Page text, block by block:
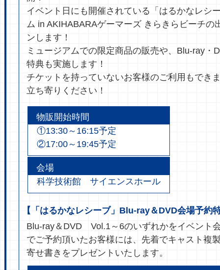
イベント日にも開催されている「はるかなレシ
ム in AKIHABARAゲーマーズ きらきらビーチの
ンします！
ミュージアムでの限定商品の販売や、Blu-ray・
特典も実施します！
チケットを持っていないお客様のご利用もでき
物販開始時間
①13:30～16:15予定
会場
科学技術館 サイエンスホール
【「はるかなレシーブ」Blu-ray＆DVD会場予約
Blu-ray＆DVD Vol.1～6のいずれかをイベント
でご予約頂いたお客様には、先着でキャスト複
寄せ書きをプレゼントいたします。